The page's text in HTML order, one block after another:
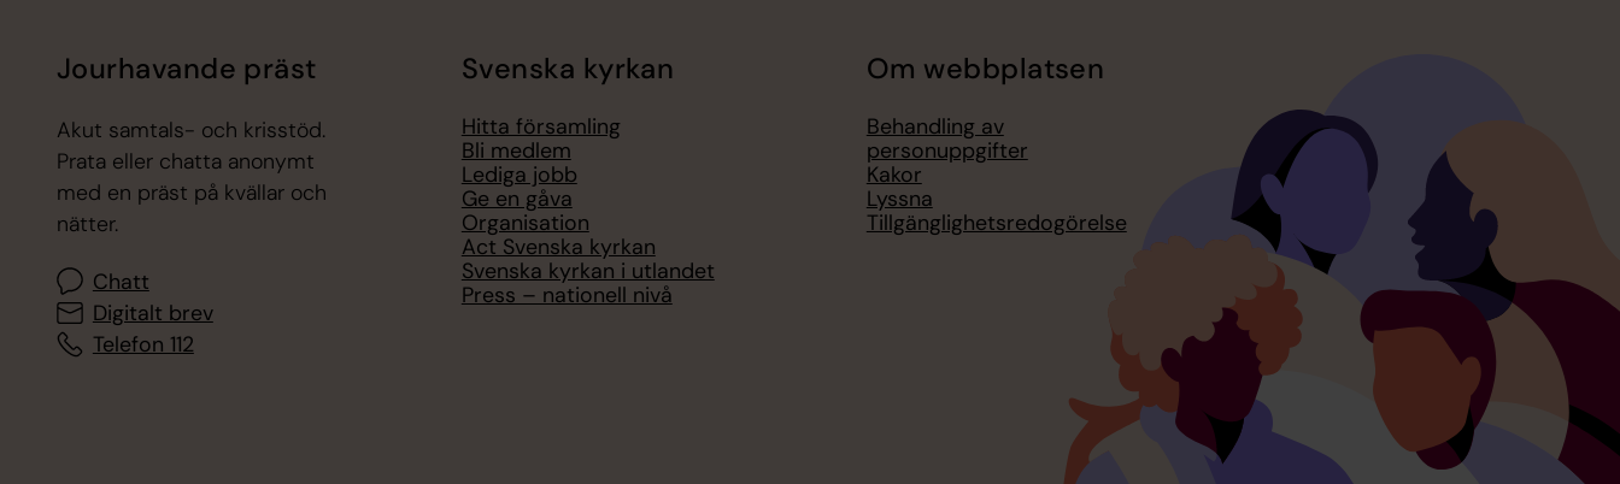
Jourhavande präst
Akut samtals- och krisstöd.
Prata eller chatta anonymt
med en präst på kvällar och
nätter.
Chatt
Digitalt brev
Telefon 112
Svenska kyrkan
Hitta församling
Bli medlem
Lediga jobb
Ge en gåva
Organisation
Act Svenska kyrkan
Svenska kyrkan i utlandet
Press – nationell nivå
Om webbplatsen
Behandling av
personuppgifter
Kakor
Lyssna
Tillgänglighetsredogörelse